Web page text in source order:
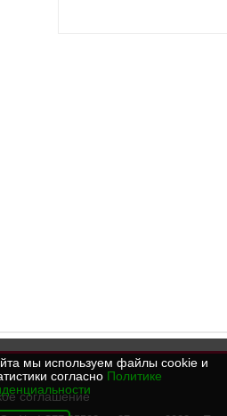
соглашение
мы используем файлы cookie и
согласно Политике